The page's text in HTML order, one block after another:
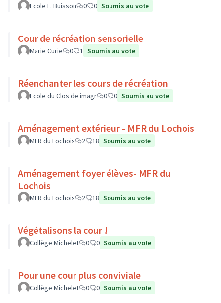
Ecole F. Buisson 0 0 Soumis au vote
Cour de récréation sensorielle
Marie Curie 0 1 Soumis au vote
Réenchanter les cours de récréation
Ecole du Clos de imagr 0 0 Soumis au vote
Aménagement extérieur - MFR du Lochois
MFR du Lochois 2 18 Soumis au vote
Aménagement foyer élèves- MFR du
Lochois
MFR du Lochois 2 18 Soumis au vote
Végétalisons la cour !
Collège Michelet 0 0 Soumis au vote
Pour une cour plus conviviale
Collège Michelet 0 0 Soumis au vote